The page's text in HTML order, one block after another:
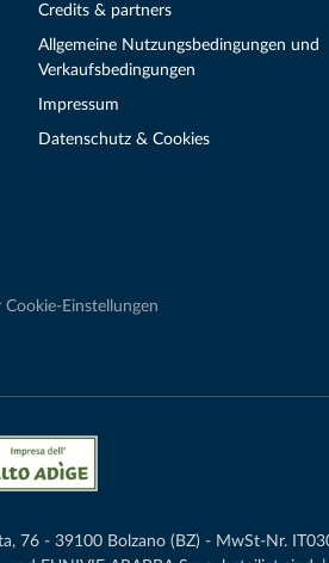
Credits & partners
Allgemeine Nutzungsbedingungen und
Verkaufsbedingungen
Impressum
Datenschutz & Cookies
Einstellungen
- 39100 Bolzano (BZ) - MwSt-Nr.